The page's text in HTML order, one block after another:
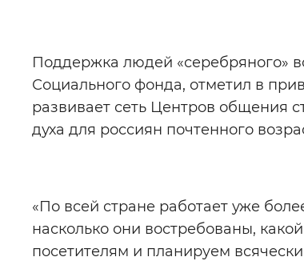
Вернуть стандартные
Поддержка людей «серебряного»
Социального фонда, отметил в
развивает сеть Центров общения
духа для россиян почтенного
«По всей стране работает уже
насколько они востребованы,
посетителям и планируем